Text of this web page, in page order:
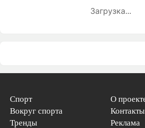
Загрузка...
Спорт
Вокруг спорта
Тренды
О
Реклама